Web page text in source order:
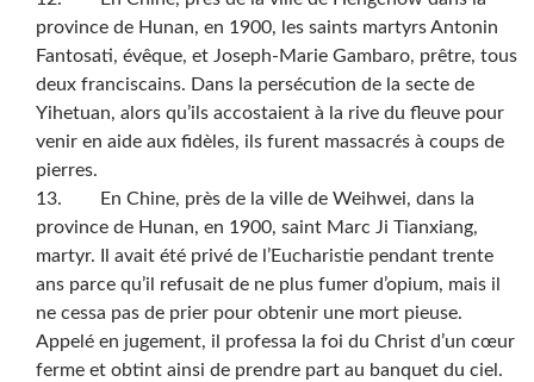
province de Hunan, en 1900, les saints martyrs Antonin
Fantosati, évêque, et Joseph-Marie Gambaro, prêtre, tous
deux franciscains. Dans la persécution de la secte de
Yihetuan, alors qu’ils accostaient à la rive du fleuve pour
venir en aide aux fidèles, ils furent massacrés à coups de
pierres.
13. En Chine, près de la ville de Weihwei, dans la
province de Hunan, en 1900, saint Marc Ji Tianxiang,
martyr. Il avait été privé de l’Eucharistie pendant trente
ans parce qu’il refusait de ne plus fumer d’opium, mais il
ne cessa pas de prier pour obtenir une mort pieuse.
Appelé en jugement, il professa la foi du Christ d’un cœur
ferme et obtint ainsi de prendre part au banquet du ciel.